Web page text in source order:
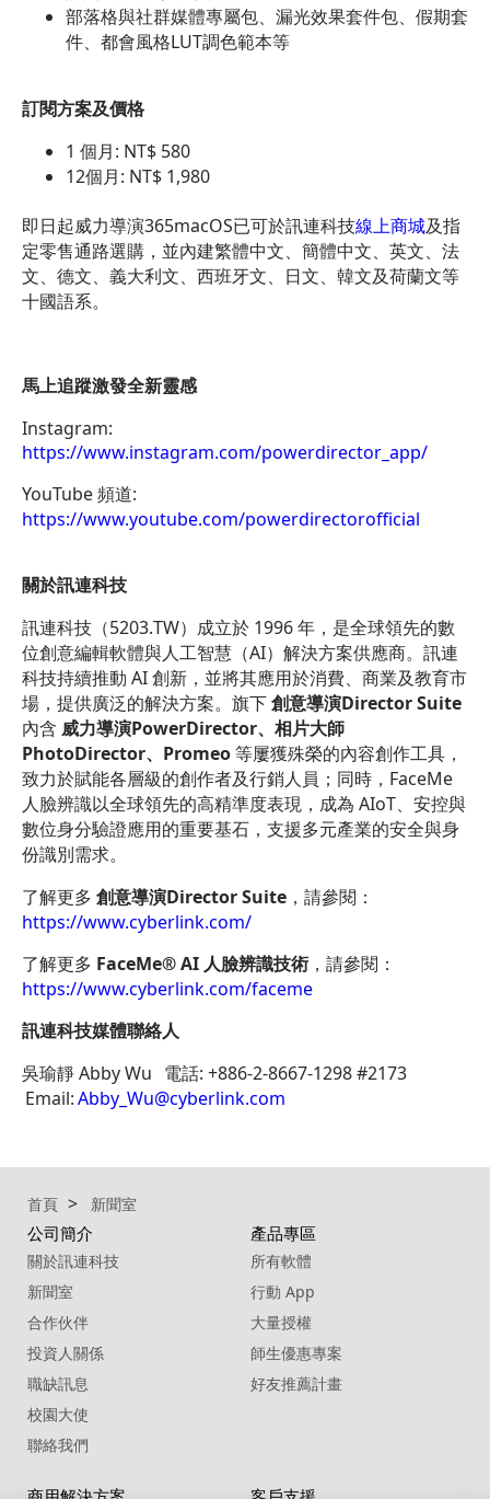
部落格與社群媒體專屬包、漏光效果套件包、假期套
件、都會風格LUT調色範本等
訂閱方案及價格
1 個月: NT$ 580
12個月: NT$ 1,980
即日起威力導演365macOS已可於訊連科技線上商城及指
定零售通路選購，並內建繁體中文、簡體中文、英文、法
文、德文、義大利文、西班牙文、日文、韓文及荷蘭文等
十國語系。
馬上追蹤激發全新靈感
Instagram:
https://www.instagram.com/powerdirector_app/
YouTube 頻道:
https://www.youtube.com/powerdirectorofficial
關於訊連科技
訊連科技（5203.TW）成立於 1996 年，是全球領先的數
位創意編輯軟體與人工智慧（AI）解決方案供應商。訊連
科技持續推動 AI 創新，並將其應用於消費、商業及教育市
場，提供廣泛的解決方案。旗下創意導演Director Suite
內含 威力導演PowerDirector、相片大師
PhotoDirector、Promeo等屢獲殊榮的內容創作工具，
致力於賦能各層級的創作者及行銷人員；同時，FaceMe
人臉辨識以全球領先的高精準度表現，成為 AIoT、安控與
數位身分驗證應用的重要基石，支援多元產業的安全與身
份識別需求。
了解更多 創意導演Director Suite ，請參閱：
https://www.cyberlink.com/
了解更多 FaceMe® AI 人臉辨識技術 ，請參閱：
https://www.cyberlink.com/faceme
訊連科技媒體聯絡人
吳瑜靜 Abby Wu 電話: +886-2-8667-1298 #2173
Email:Abby_Wu@cyberlink.com
首頁 新聞室
公司簡介
關於訊連科技
新聞室
合作伙伴
投資人關係
職缺訊息
校園大使
聯絡我們
產品專區
所有軟體
行動 App
大量授權
師生優惠專案
好友推薦計畫